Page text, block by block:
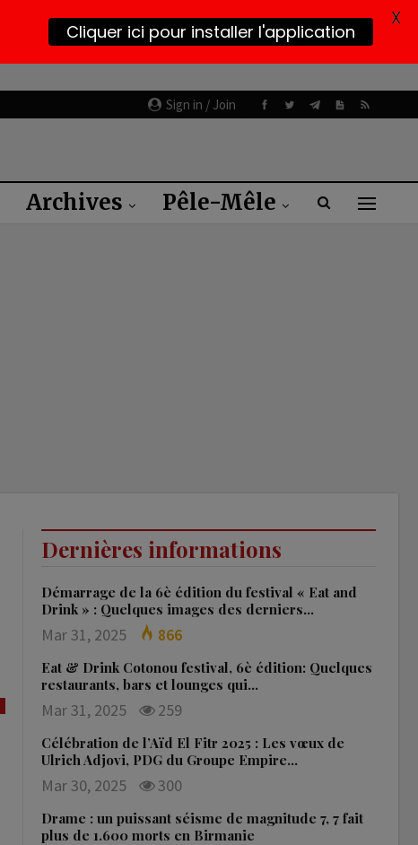
Sign in / Join
Archives Pêle-Mêle
Dernières informations
Démarrage de la 6è édition du festival « Eat and
Drink » : Quelques images des derniers…
Mar 31, 2025 866
Eat & Drink Cotonou festival, 6è édition: Quelques
restaurants, bars et lounges qui…
Mar 31, 2025 259
Célébration de l’Aïd El Fitr 2025 : Les vœux de
Ulrich Adjovi, PDG du Groupe Empire…
Mar 30, 2025 300
Drame : un puissant séisme de magnitude 7, 7 fait
plus de 1.600 morts en Birmanie
Cliquer ici pour installer l'application
X